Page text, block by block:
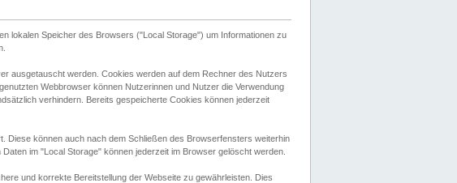
lokalen Speicher des Browsers ("Local Storage") um Informationen zu
ausgetauscht werden. Cookies werden auf dem Rechner des Nutzers
Webbrowser können Nutzerinnen und Nutzer die Verwendung
verhindern. Bereits gespeicherte Cookies können jederzeit
Diese können auch nach dem Schließen des Browserfensters weiterhin
im "Local Storage" können jederzeit im Browser gelöscht werden.
und korrekte Bereitstellung der Webseite zu gewährleisten. Dies